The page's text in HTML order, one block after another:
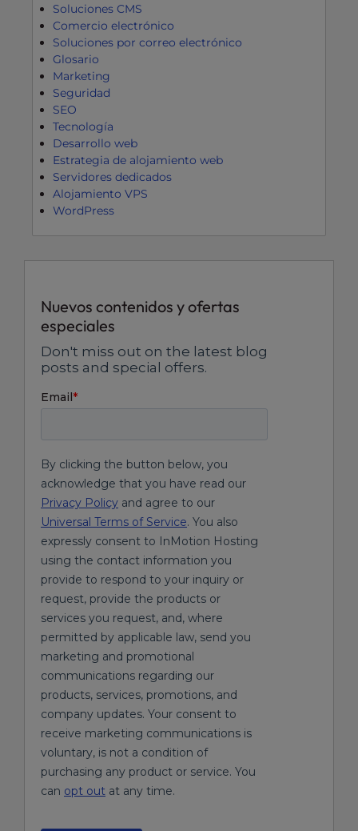
Soluciones CMS
Comercio electrónico
Soluciones por correo electrónico
Glosario
Marketing
Seguridad
SEO
Tecnología
Desarrollo web
Estrategia de alojamiento web
Servidores dedicados
Alojamiento VPS
WordPress
Nuevos contenidos y ofertas
especiales